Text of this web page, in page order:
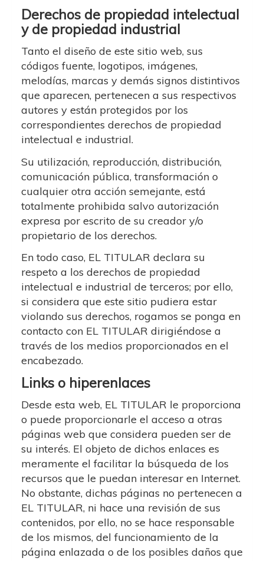
Derechos de propiedad intelectual
y de propiedad industrial
Tanto el diseño de este sitio web, sus
códigos fuente, logotipos, imágenes,
melodías, marcas y demás signos distintivos
que aparecen, pertenecen a sus respectivos
autores y están protegidos por los
correspondientes derechos de propiedad
intelectual e industrial.
Su utilización, reproducción, distribución,
comunicación pública, transformación o
cualquier otra acción semejante, está
totalmente prohibida salvo autorización
expresa por escrito de su creador y/o
propietario de los derechos.
En todo caso, EL TITULAR declara su
respeto a los derechos de propiedad
intelectual e industrial de terceros; por ello,
si considera que este sitio pudiera estar
violando sus derechos, rogamos se ponga en
contacto con EL TITULAR dirigiéndose a
través de los medios proporcionados en el
encabezado.
Links o hiperenlaces
Desde esta web, EL TITULAR le proporciona
o puede proporcionarle el acceso a otras
páginas web que considera pueden ser de
su interés. El objeto de dichos enlaces es
meramente el facilitar la búsqueda de los
recursos que le puedan interesar en Internet.
No obstante, dichas páginas no pertenecen a
EL TITULAR, ni hace una revisión de sus
contenidos, por ello, no se hace responsable
de los mismos, del funcionamiento de la
página enlazada o de los posibles daños que